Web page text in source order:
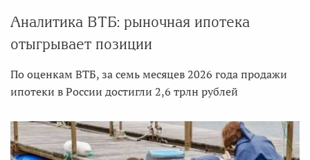
Аналитика ВТБ: рыночная ипотека
отыгрывает позиции
По оценкам ВТБ, за семь месяцев 2026 года продажи
ипотеки в России достигли 2,6 трлн рублей